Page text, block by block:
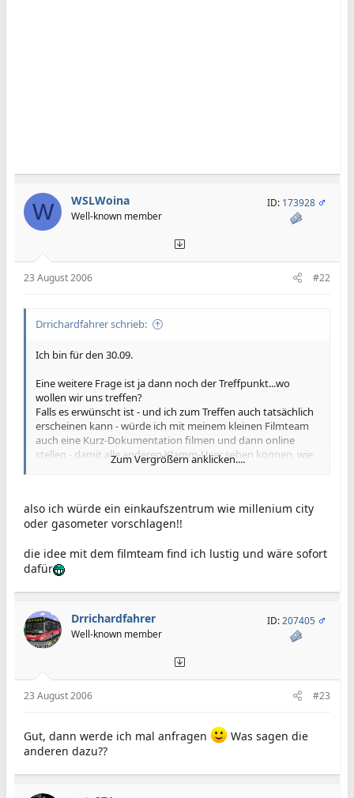
W WSLWoina
Well-known member
ID: 173928
23 August 2006 #22
Drrichardfahrer schrieb:
Ich bin für den 30.09.
Eine weitere Frage ist ja dann noch der Treffpunkt...wo
wollen wir uns treffen?
Falls es erwünscht ist - und ich zum Treffen auch tatsächlich
erscheinen kann - würde ich mit meinem kleinen Filmteam
auch eine Kurz-Dokumentation filmen und dann online
stellen - damit alle anderen Klamm-User sehen können, wie
Zeit haben
Zum Vergrößern anklicken....
also ich würde ein einkaufszentrum wie millenium city
oder gasometer vorschlagen!!
die idee mit dem filmteam find ich lustig und wäre sofort
dafür
Drrichardfahrer
Well-known member
ID:207405
23 August 2006 #23
Gut, dann werde ich mal anfragen
Was sagen die
anderen dazu??